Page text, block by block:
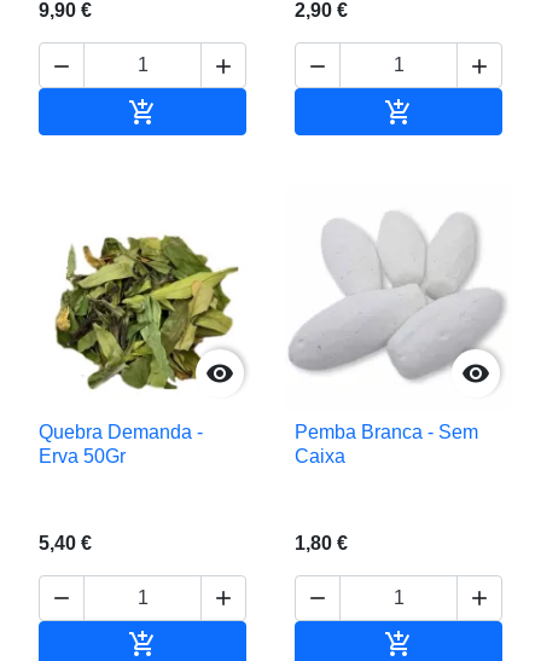
9,90 €
 

2,90 €
 


Quebra Demanda -
Erva 50Gr
5,40 €
 


Pemba Branca - Sem
Caixa
1,80 €
 
